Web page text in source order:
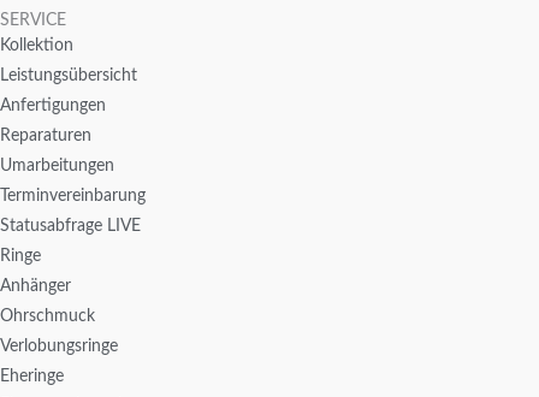
SERVICE
Kollektion
Leistungsübersicht
Anfertigungen
Reparaturen
Umarbeitungen
Terminvereinbarung
Statusabfrage LIVE
Ringe
Anhänger
Ohrschmuck
Verlobungsringe
Eheringe